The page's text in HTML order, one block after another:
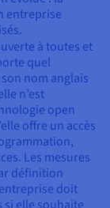
entreprise
à toutes et
quel
nom anglais
n’est
open
offre un accès
Les mesures
définition
doit